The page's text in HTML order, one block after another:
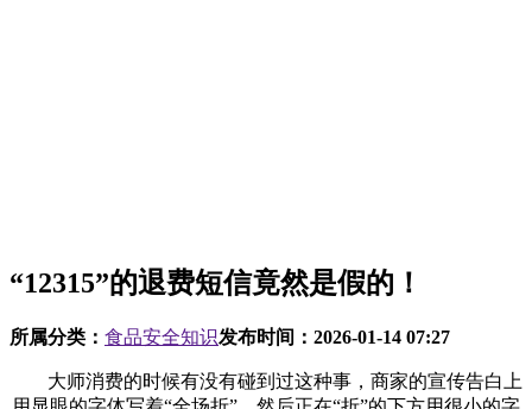
“12315”的退费短信竟然是假的！
所属分类： 食品安全知识发布时间： 2026-01-14 07:27
大师消费的时候有没有碰到过这种事，商家的宣传告白上